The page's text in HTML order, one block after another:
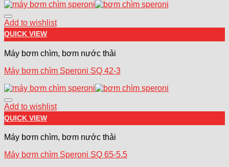
Add to wishlist
QUICK VIEW
Máy bơm chìm, bơm nước thải
Máy bơm chìm Speroni SQ 42-3
Add to wishlist
QUICK VIEW
Máy bơm chìm, bơm nước thải
Máy bơm chìm Speroni SQ 65-5.5